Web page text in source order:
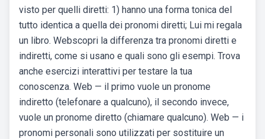
visto per quelli diretti: 1) hanno una forma tonica del
tutto identica a quella dei pronomi diretti; Lui mi regala
un libro. Webscopri la differenza tra pronomi diretti e
indiretti, come si usano e quali sono gli esempi. Trova
anche esercizi interattivi per testare la tua
conoscenza. Web — il primo vuole un pronome
indiretto (telefonare a qualcuno), il secondo invece,
vuole un pronome diretto (chiamare qualcuno). Web — i
pronomi personali sono utilizzati per sostituire un